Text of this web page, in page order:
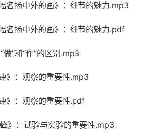
名扬中外的画》：细节的魅力.mp3
名扬中外的画》：细节的魅力.pdf
做”和“作”的区别.mp3
》：观察的重要性.mp3
》：观察的重要性.pdf
》：试验与实验的重要性.mp3